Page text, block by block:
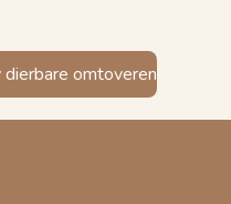
omtoveren